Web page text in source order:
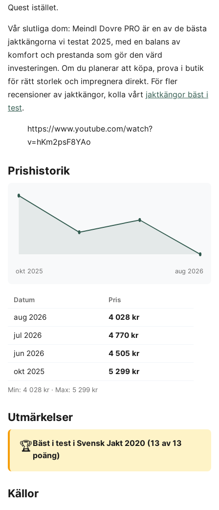
Quest istället.
Vår slutliga dom: Meindl Dovre PRO är en av de bästa
jaktkängorna vi testat 2025, med en balans av
komfort och prestanda som gör den värd
investeringen. Om du planerar att köpa, prova i butik
för rätt storlek och impregnera direkt. För fler
recensioner av jaktkängor, kolla vårt jaktkängor bäst i
test.
https://www.youtube.com/watch?
v=hKm2psF8YAo
Prishistorik
okt 2025 aug 2026
Datum Pris
aug 2026
4 028 kr
jul 2026
4 770 kr
jun 2026
4 505 kr
okt 2025
5 299 kr
Min: 4 028 kr · Max: 5 299 kr
Utmärkelser
🏆Bäst i test i Svensk Jakt 2020 (13 av 13
poäng)
Källor